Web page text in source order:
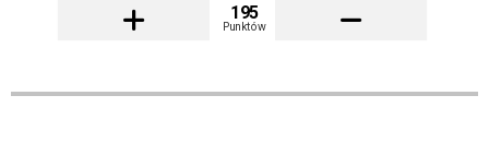
195
Punktów